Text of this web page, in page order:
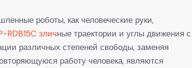
роботы, как человеческие руки,
RDB15C зличные траектории и углы движения с
различных степеней свободы, заменяя
работу человека, являются